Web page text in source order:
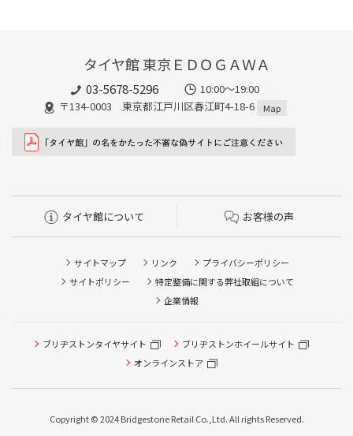
タイヤ館 東京ＥＤＯＧＡＷＡ
03-5678-5296
10:00～19:00
〒134-0003 東京都江戸川区春江町4-18-6
Map
タイヤ館について お客様の声
サイトマップ リンク
プライバシーポリシー
サイトポリシー
特定整備に関する弊社取組について
企業情報
ブリヂストンタイヤサイト
ブリヂストンホイールサイト
オンラインストア
Copyright © 2024 Bridgestone Retail Co.,Ltd. All rights Reserved.
タイヤ点検・安全点検/タイヤ履き替え/オイル交換/その他